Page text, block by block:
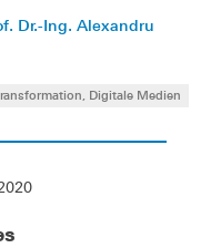
Dr.-Ing. Alexandru
Digitale Medien